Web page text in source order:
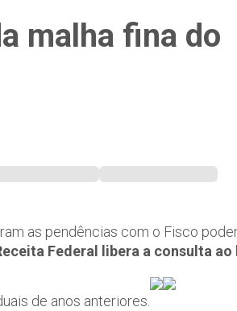
malha fina do
as pendências com o Fisco
Federal libera a consulta ao
de anos anteriores.